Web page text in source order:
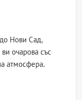
Нови Сад,
очарова със
атмосфера.